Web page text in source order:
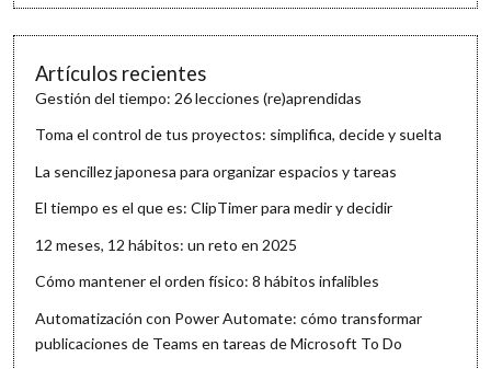
Artículos recientes
Gestión del tiempo: 26 lecciones (re)aprendidas
Toma el control de tus proyectos: simplifica, decide y suelta
La sencillez japonesa para organizar espacios y tareas
El tiempo es el que es: ClipTimer para medir y decidir
12 meses, 12 hábitos: un reto en 2025
Cómo mantener el orden físico: 8 hábitos infalibles
Automatización con Power Automate: cómo transformar
publicaciones de Teams en tareas de Microsoft To Do